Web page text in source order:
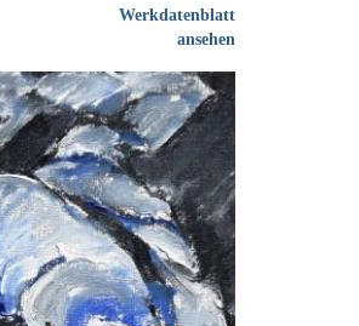
Werkdatenblatt
ansehen